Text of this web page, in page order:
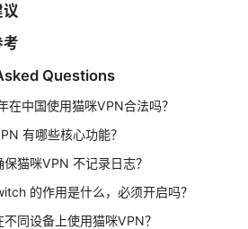
Questions
在中国使用猫咪VPN合法吗？
有哪些核心功能？
猫咪VPN 不记录日志？
的作用是什么，必须开启吗？
同设备上使用猫咪VPN？